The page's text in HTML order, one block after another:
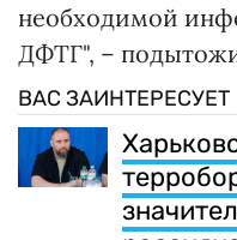
необходимой
ДФТГ", –
ВАС ЗАИНТЕРЕСУЕТ